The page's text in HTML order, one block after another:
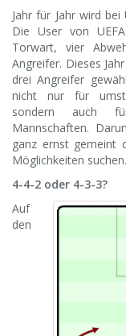
Jahr für Jahr wird
Die User von
Torwart, vier
Angreifer. Dieses
drei Angreifer
nicht nur für
sondern auch
Mannschaften.
ganz ernst gemeint
Möglichkeiten suchen.
4-4-2 oder 4-3-3?
Auf
den